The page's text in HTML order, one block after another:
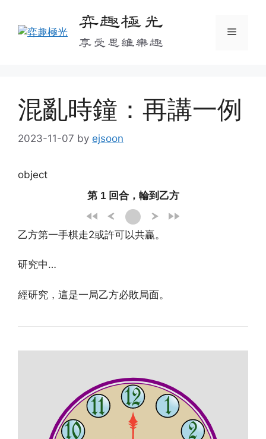
content
弈趣極光
享受思維樂趣
Menu
混亂時鐘：再講一例
2023-11-07 by ejsoon
object
第 1 回合，輪到乙方
乙方第一手棋走2或許可以共贏。
研究中…
經研究，這是一局乙方必敗局面。